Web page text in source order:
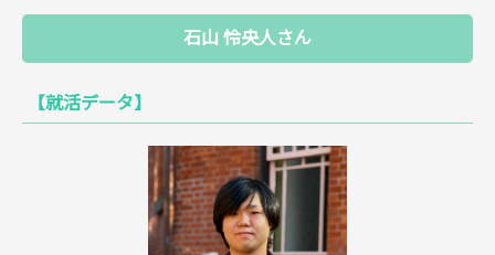
石山 怜央人さん
【就活データ】